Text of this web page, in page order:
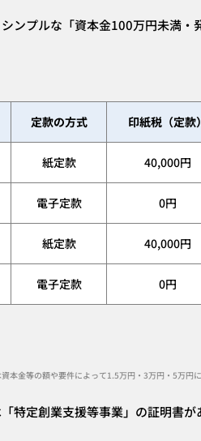
ンプルな「資本金100万円未満・
定款の方式 印紙税（定款）
紙定款 40,000円
電子定款 0円
紙定款 40,000円
電子定款 0円
本金等の額や要件によって1.5万円・3万円・5万円
特定創業支援等事業」の証明書